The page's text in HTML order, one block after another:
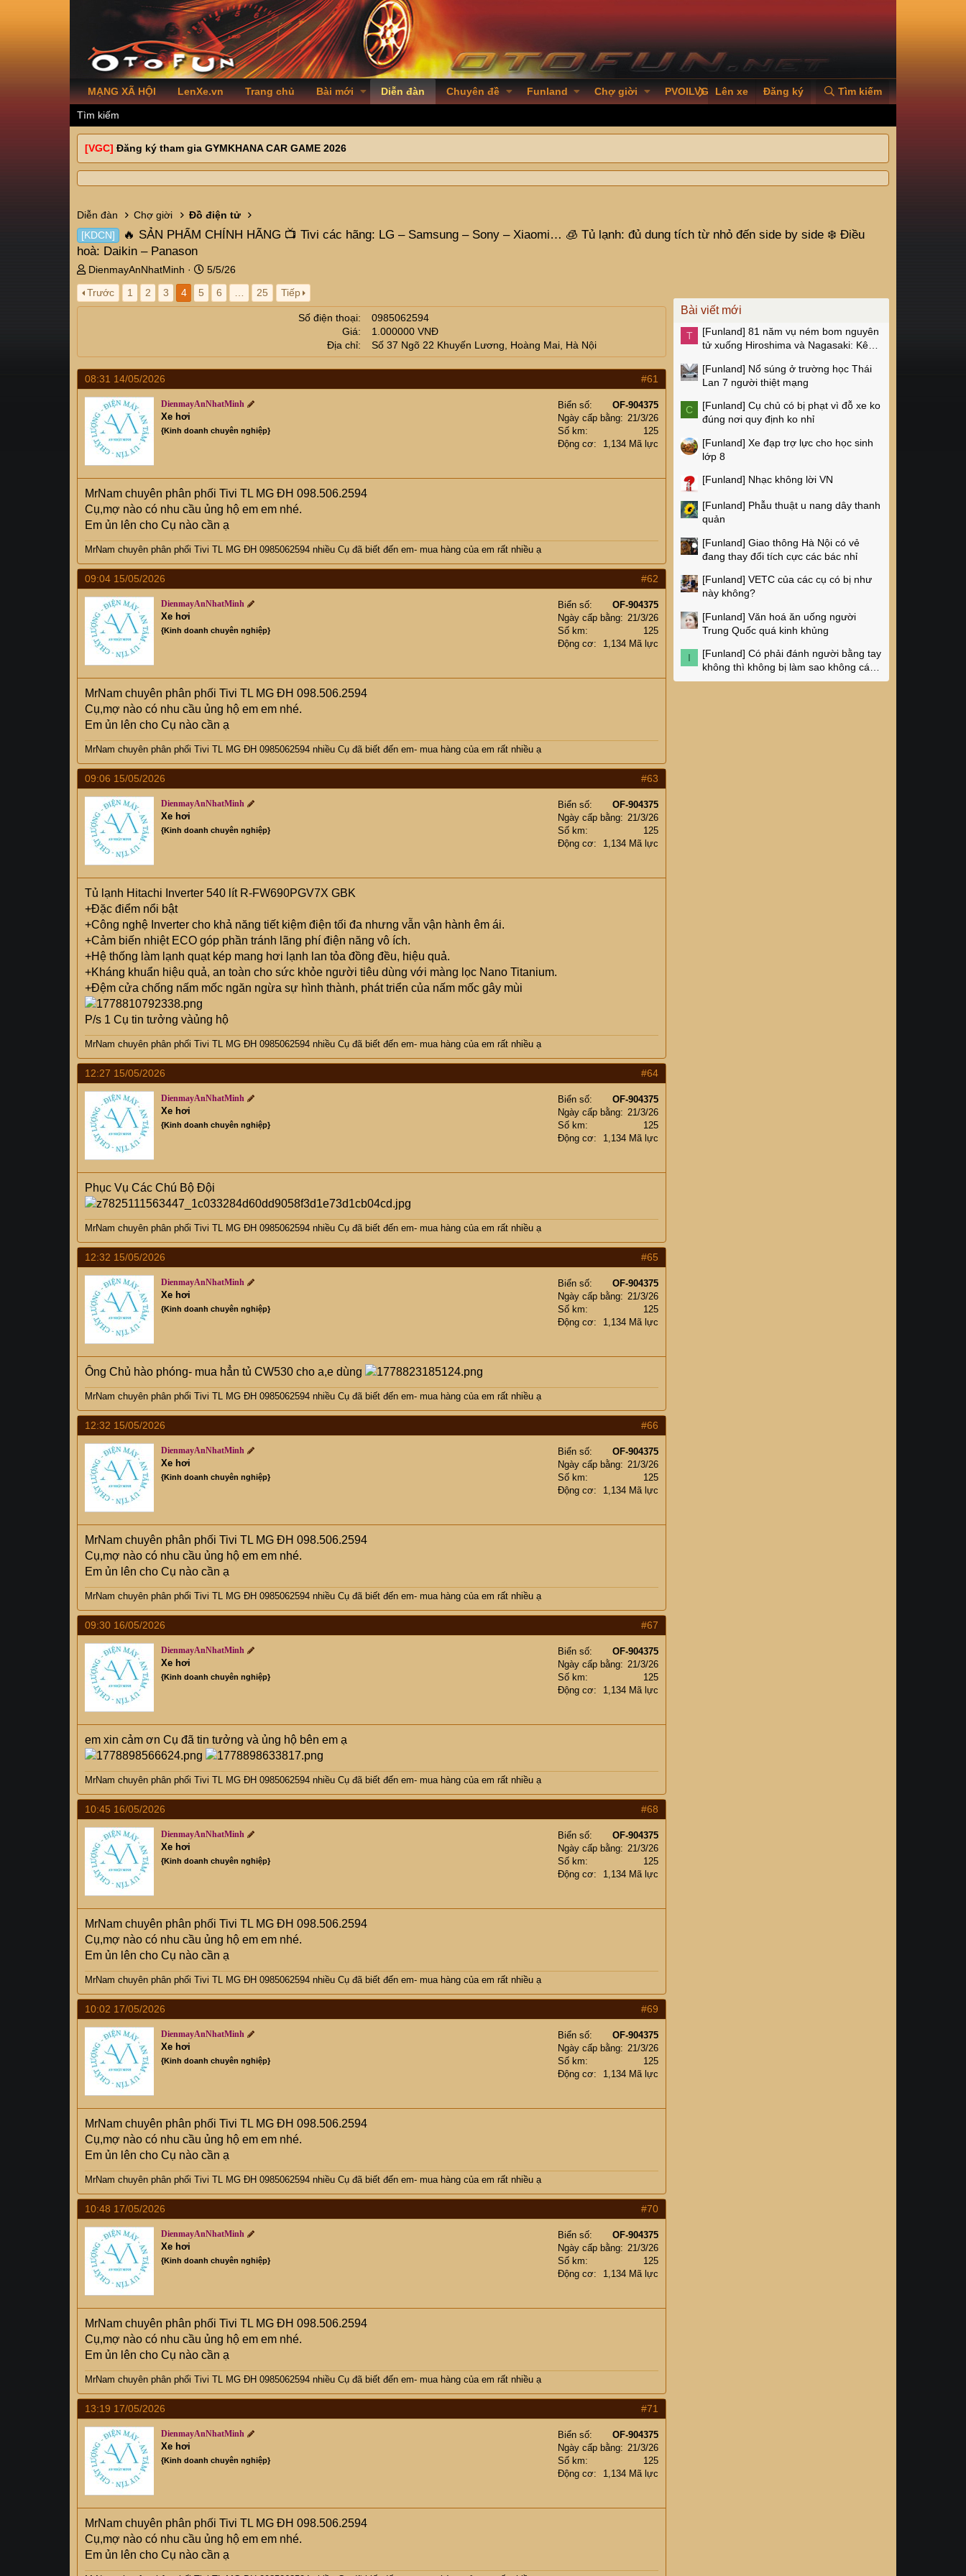
MẠNG XÃ HỘI LenXe.vn Trang chủ Bài mới Diễn đàn Chuyên đề Funland Chợ giời PVOILVGC2026
Lên xe Đăng ký Tìm kiếm
Tìm kiếm
[VGC] Đăng ký tham gia GYMKHANA CAR GAME 2026
Diễn đàn Chợ giời Đồ điện tử
[KDCN]
🔥 SẢN PHẨM CHÍNH HÃNG 📺 Tivi các hãng: LG – Samsung – Sony – Xiaomi… 🧊 Tủ lạnh: đủ dung tích từ nhỏ đến side by side ❄️ Điều
hoà: Daikin – Panason
T
h
r
e
a
r
e
r
DienmayAnNhatMinh
N
g
y
5/5/26
Trước
1 2 3 4 5 6 25 Tiếp
Số điện thoại
0985062594
Giá
1.000000 VNĐ
Địa chỉ
Số 37 Ngõ 22 Khuyến Lương, Hoàng Mai, Hà Nội
08:31 14/05/2026 #61
DienmayAnNhatMinh
Xe hơi
{Kinh doanh chuyên nghiệp}
Biển số
OF-904375
Ngày cấp bằng
21/3/26
Số km
125
Động cơ
1,134 Mã lực
MrNam chuyên phân phối Tivi TL MG ĐH 098.506.2594
Cụ,mợ nào có nhu cầu ủng hộ em em nhé.
Em ủn lên cho Cụ nào cần ạ
MrNam chuyên phân phối Tivi TL MG ĐH 0985062594 nhiều Cụ đã biết đến em- mua hàng của em rất nhiều ạ
09:04 15/05/2026 #62
DienmayAnNhatMinh
Xe hơi
{Kinh doanh chuyên nghiệp}
Biển số
OF-904375
Ngày cấp bằng
21/3/26
Số km
125
Động cơ
1,134 Mã lực
MrNam chuyên phân phối Tivi TL MG ĐH 098.506.2594
Cụ,mợ nào có nhu cầu ủng hộ em em nhé.
Em ủn lên cho Cụ nào cần ạ
MrNam chuyên phân phối Tivi TL MG ĐH 0985062594 nhiều Cụ đã biết đến em- mua hàng của em rất nhiều ạ
09:06 15/05/2026 #63
DienmayAnNhatMinh
Xe hơi
{Kinh doanh chuyên nghiệp}
Biển số
OF-904375
Ngày cấp bằng
21/3/26
Số km
125
Động cơ
1,134 Mã lực
Tủ lạnh Hitachi Inverter 540 lít R-FW690PGV7X GBK
+Đặc điểm nổi bật
+Công nghệ Inverter cho khả năng tiết kiệm điện tối đa nhưng vẫn vận hành êm ái.
+Cảm biến nhiệt ECO góp phần tránh lãng phí điện năng vô ích.
+Hệ thống làm lạnh quạt kép mang hơi lạnh lan tỏa đồng đều, hiệu quả.
+Kháng khuẩn hiệu quả, an toàn cho sức khỏe người tiêu dùng với màng lọc Nano Titanium.
+Đệm cửa chống nấm mốc ngăn ngừa sự hình thành, phát triển của nấm mốc gây mùi
P/s 1 Cụ tin tưởng vàủng hộ
MrNam chuyên phân phối Tivi TL MG ĐH 0985062594 nhiều Cụ đã biết đến em- mua hàng của em rất nhiều ạ
12:27 15/05/2026 #64
DienmayAnNhatMinh
Xe hơi
{Kinh doanh chuyên nghiệp}
Biển số
OF-904375
Ngày cấp bằng
21/3/26
Số km
125
Động cơ
1,134 Mã lực
Phục Vụ Các Chú Bộ Đội
MrNam chuyên phân phối Tivi TL MG ĐH 0985062594 nhiều Cụ đã biết đến em- mua hàng của em rất nhiều ạ
12:32 15/05/2026 #65
DienmayAnNhatMinh
Xe hơi
{Kinh doanh chuyên nghiệp}
Biển số
OF-904375
Ngày cấp bằng
21/3/26
Số km
125
Động cơ
1,134 Mã lực
Ông Chủ hào phóng- mua hẳn tủ CW530 cho a,e dùng
MrNam chuyên phân phối Tivi TL MG ĐH 0985062594 nhiều Cụ đã biết đến em- mua hàng của em rất nhiều ạ
12:32 15/05/2026 #66
DienmayAnNhatMinh
Xe hơi
{Kinh doanh chuyên nghiệp}
Biển số
OF-904375
Ngày cấp bằng
21/3/26
Số km
125
Động cơ
1,134 Mã lực
MrNam chuyên phân phối Tivi TL MG ĐH 098.506.2594
Cụ,mợ nào có nhu cầu ủng hộ em em nhé.
Em ủn lên cho Cụ nào cần ạ
MrNam chuyên phân phối Tivi TL MG ĐH 0985062594 nhiều Cụ đã biết đến em- mua hàng của em rất nhiều ạ
09:30 16/05/2026 #67
DienmayAnNhatMinh
Xe hơi
{Kinh doanh chuyên nghiệp}
Biển số
OF-904375
Ngày cấp bằng
21/3/26
Số km
125
Động cơ
1,134 Mã lực
em xin cảm ơn Cụ đã tin tưởng và ủng hộ bên em ạ
MrNam chuyên phân phối Tivi TL MG ĐH 0985062594 nhiều Cụ đã biết đến em- mua hàng của em rất nhiều ạ
10:45 16/05/2026 #68
DienmayAnNhatMinh
Xe hơi
{Kinh doanh chuyên nghiệp}
Biển số
OF-904375
Ngày cấp bằng
21/3/26
Số km
125
Động cơ
1,134 Mã lực
MrNam chuyên phân phối Tivi TL MG ĐH 098.506.2594
Cụ,mợ nào có nhu cầu ủng hộ em em nhé.
Em ủn lên cho Cụ nào cần ạ
MrNam chuyên phân phối Tivi TL MG ĐH 0985062594 nhiều Cụ đã biết đến em- mua hàng của em rất nhiều ạ
10:02 17/05/2026 #69
DienmayAnNhatMinh
Xe hơi
{Kinh doanh chuyên nghiệp}
Biển số
OF-904375
Ngày cấp bằng
21/3/26
Số km
125
Động cơ
1,134 Mã lực
MrNam chuyên phân phối Tivi TL MG ĐH 098.506.2594
Cụ,mợ nào có nhu cầu ủng hộ em em nhé.
Em ủn lên cho Cụ nào cần ạ
MrNam chuyên phân phối Tivi TL MG ĐH 0985062594 nhiều Cụ đã biết đến em- mua hàng của em rất nhiều ạ
10:48 17/05/2026 #70
DienmayAnNhatMinh
Xe hơi
{Kinh doanh chuyên nghiệp}
Biển số
OF-904375
Ngày cấp bằng
21/3/26
Số km
125
Động cơ
1,134 Mã lực
MrNam chuyên phân phối Tivi TL MG ĐH 098.506.2594
Cụ,mợ nào có nhu cầu ủng hộ em em nhé.
Em ủn lên cho Cụ nào cần ạ
MrNam chuyên phân phối Tivi TL MG ĐH 0985062594 nhiều Cụ đã biết đến em- mua hàng của em rất nhiều ạ
13:19 17/05/2026 #71
DienmayAnNhatMinh
Xe hơi
{Kinh doanh chuyên nghiệp}
Biển số
OF-904375
Ngày cấp bằng
21/3/26
Số km
125
Động cơ
1,134 Mã lực
MrNam chuyên phân phối Tivi TL MG ĐH 098.506.2594
Cụ,mợ nào có nhu cầu ủng hộ em em nhé.
Em ủn lên cho Cụ nào cần ạ
Bài viết mới
T [Funland] 81 năm vụ ném bom nguyên
tử xuống Hiroshima và Nagasaki: Kêu
[Funland] Nổ súng ở trường học Thái
Lan 7 người thiệt mạng
C [Funland] Cụ chủ có bị phạt vì đỗ xe ko
đúng nơi quy định ko nhỉ
[Funland] Xe đạp trợ lực cho học sinh
lớp 8
[Funland] Nhạc không lời VN
[Funland] Phẫu thuật u nang dây thanh
quản
[Funland] Giao thông Hà Nội có vẻ
đang thay đổi tích cực các bác nhỉ
[Funland] VETC của các cụ có bị như
này không?
[Funland] Văn hoá ăn uống người
Trung Quốc quá kinh khủng
I [Funland] Có phải đánh người bằng tay
không thì không bị làm sao không các
cụ?